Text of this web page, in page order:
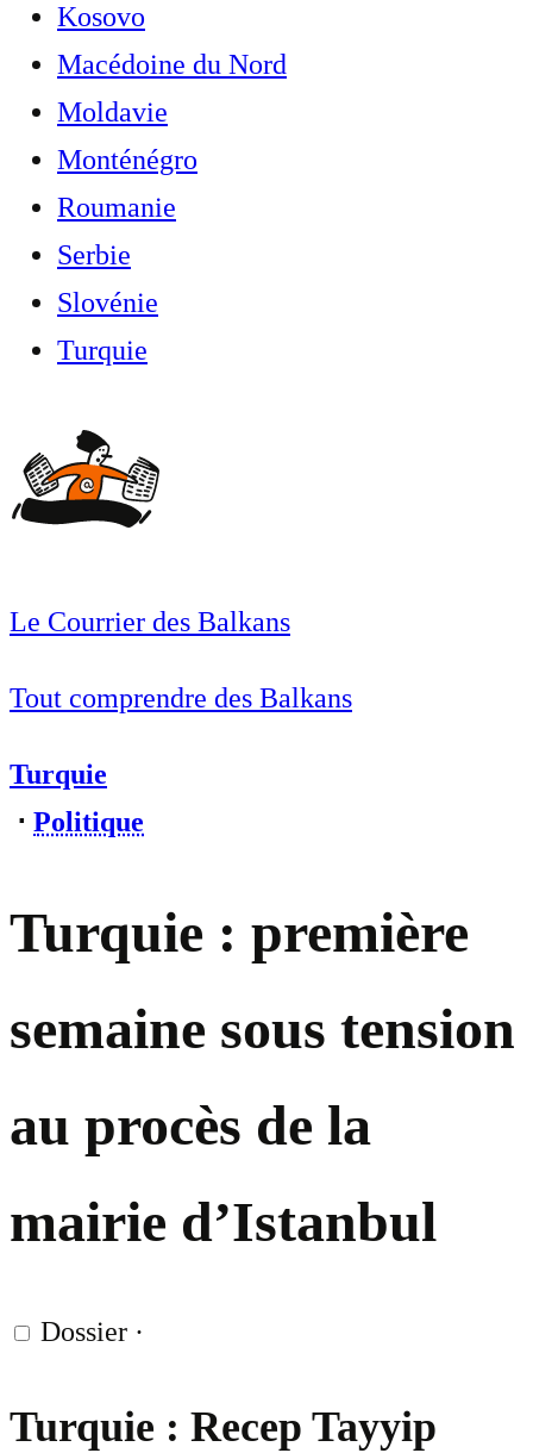
Kosovo
Macédoine du Nord
Moldavie
Monténégro
Roumanie
Serbie
Slovénie
Turquie
Le Courrier des Balkans
Tout comprendre des Balkans
Turquie
⋅ Politique
Turquie : première
semaine sous tension
au procès de la
mairie d’Istanbul
Dossier ·
Turquie : Recep Tayyip